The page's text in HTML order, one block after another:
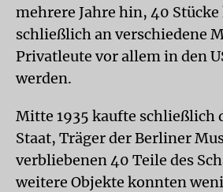
mehrere Jahre hin, 40
schließlich an verschiedene
Privatleute vor allem in den
werden.
Mitte 1935 kaufte schließlich
Staat, Träger der Berliner
verbliebenen 40 Teile des
weitere Objekte konnten